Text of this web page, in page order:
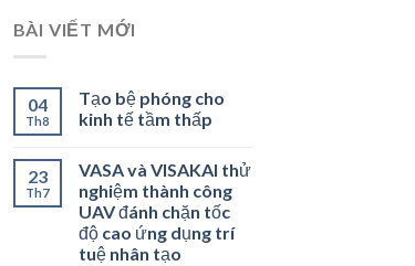
BÀI VIẾT MỚI
04
Th8
Tạo bệ phóng cho
kinh tế tầm thấp
23
Th7
VASA và VISAKAI thử
nghiệm thành công
UAV đánh chặn tốc
độ cao ứng dụng trí
tuệ nhân tạo